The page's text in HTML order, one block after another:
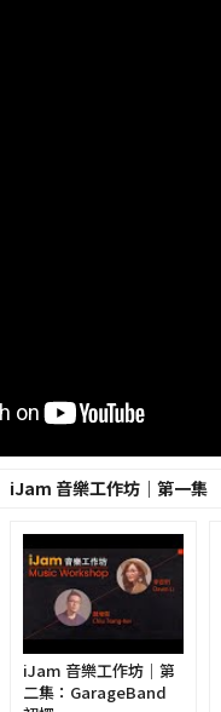
iJam 音樂工作坊｜第一集
iJam 音樂工作坊｜第
二集：GarageBand